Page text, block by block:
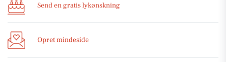
Send en gratis lykønskning
Opret mindeside